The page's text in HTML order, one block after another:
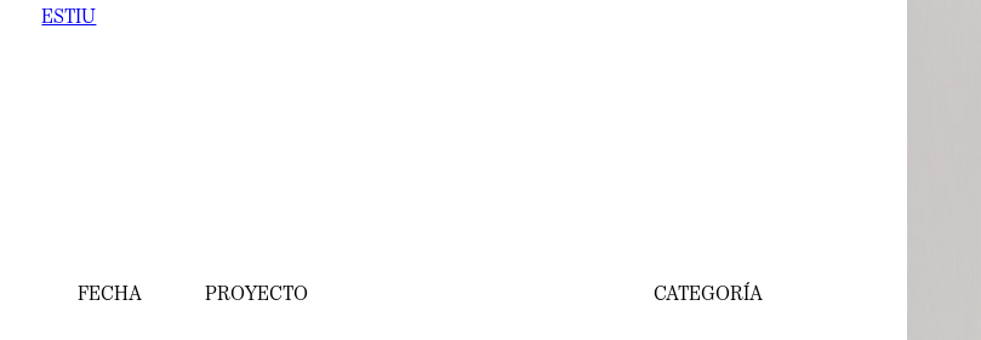
ESTIU
FECHA PROYECTO CATEGORÍA